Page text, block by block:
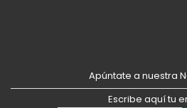
Apúntate a nuestra
Escribe aquí tu